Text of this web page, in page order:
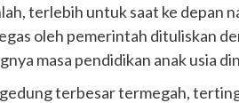
terlebih untuk saat ke depan
oleh pemerintah dituliskan
masa pendidikan anak usia
terbesar termegah,